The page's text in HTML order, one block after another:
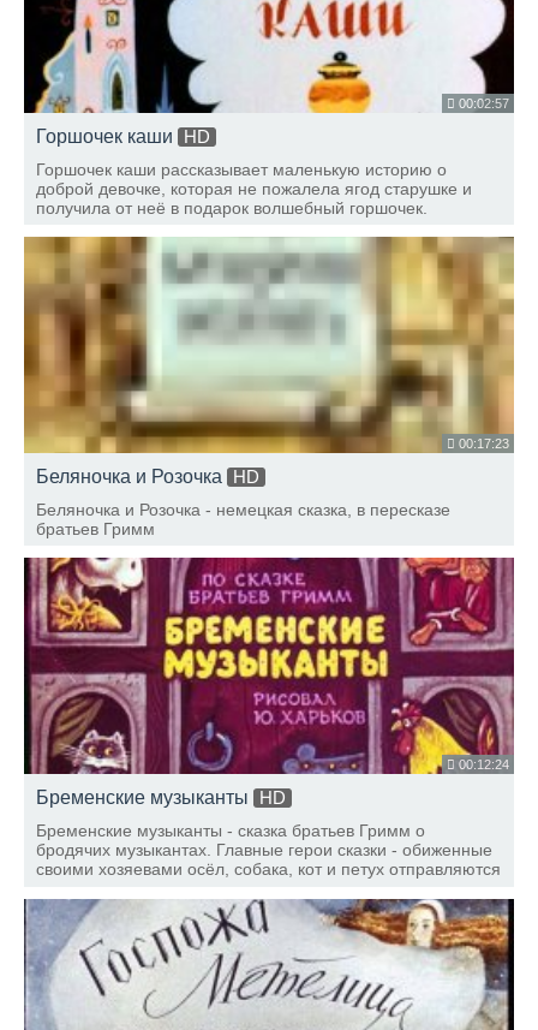
00:02:57
Горшочек каши
HD
Горшочек каши рассказывает маленькую историю о
доброй девочке, которая не пожалела ягод старушке и
получила от неё в подарок волшебный горшочек.
00:17:23
Беляночка и Розочка
HD
Беляночка и Розочка - немецкая сказка, в пересказе
братьев Гримм
00:12:24
Бременские музыканты
HD
Бременские музыканты - сказка братьев Гримм о
бродячих музыкантах. Главные герои сказки - обиженные
своими хозяевами осёл, собака, кот и петух отправляются